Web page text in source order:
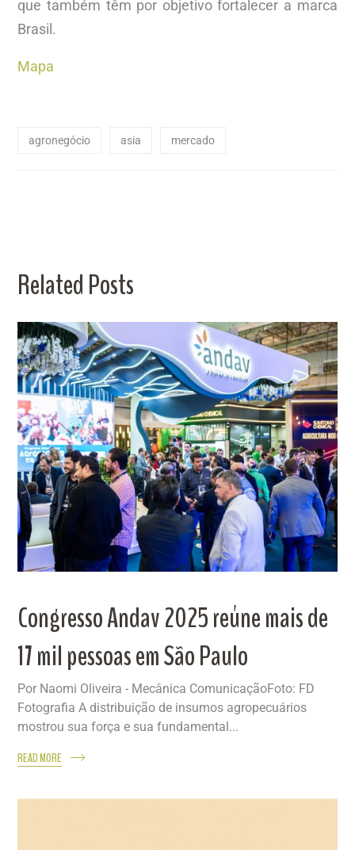
que também têm por objetivo fortalecer a marca
Brasil.
Mapa
agronegócio asia mercado
Related Posts
Congresso Andav 2025 reúne mais de
17 mil pessoas em São Paulo
Por Naomi Oliveira - Mecânica ComunicaçãoFoto: FD
Fotografia A distribuição de insumos agropecuários
mostrou sua força e sua fundamental...
READ MORE